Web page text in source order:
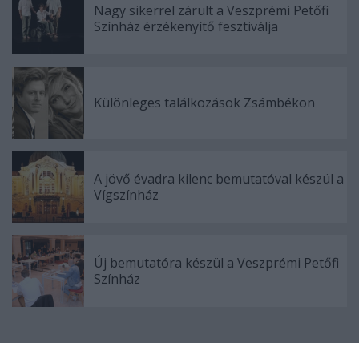
Nagy sikerrel zárult a Veszprémi Petőfi
Színház érzékenyítő fesztiválja
Különleges találkozások Zsámbékon
A jövő évadra kilenc bemutatóval készül a
Vígszínház
Új bemutatóra készül a Veszprémi Petőfi
Színház